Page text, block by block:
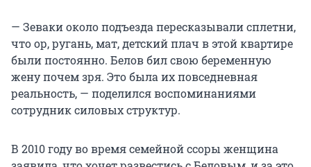
— Зеваки около подъезда пересказывали сплетни,
что ор, ругань, мат, детский плач в этой квартире
были постоянно. Белов бил свою беременную
жену почем зря. Это была их повседневная
реальность, — поделился воспоминаниями
сотрудник силовых структур.
В 2010 году во время семейной ссоры женщина